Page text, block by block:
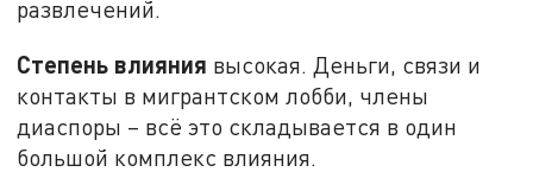
развлечений.
Степень влияния высокая. Деньги, связи и
контакты в мигрантском лобби, члены
диаспоры – всё это складывается в один
большой комплекс влияния.